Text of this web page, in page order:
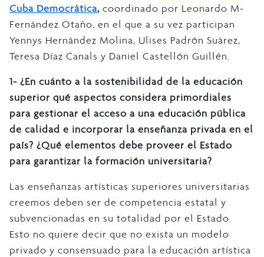
Cuba Democrática, coordinado por Leonardo M-
Fernández Otaño, en el que a su vez participan
Yennys Hernández Molina, Ulises Padrón Suárez,
Teresa Díaz Canals y Daniel Castellón Guillén.
1- ¿En cuánto a la sostenibilidad de la educación
superior qué aspectos considera primordiales
para gestionar el acceso a una educación pública
de calidad e incorporar la enseñanza privada en el
país? ¿Qué elementos debe proveer el Estado
para garantizar la formación universitaria?
Las enseñanzas artísticas superiores universitarias
creemos deben ser de competencia estatal y
subvencionadas en su totalidad por el Estado.
Esto no quiere decir que no exista un modelo
privado y consensuado para la educación artística